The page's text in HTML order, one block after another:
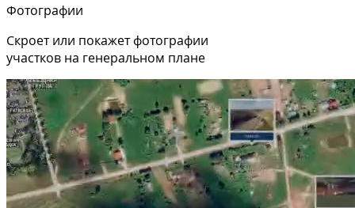
Фотографии
Скроет или покажет фотографии
участков на генеральном плане